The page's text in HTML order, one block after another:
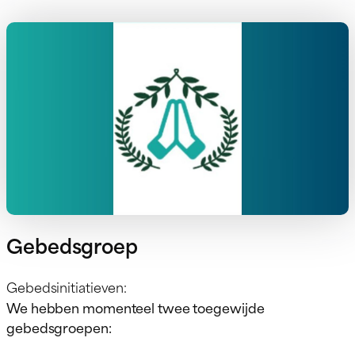
Gebedsgroep
Gebedsinitiatieven:
We hebben momenteel twee toegewijde
gebedsgroepen: